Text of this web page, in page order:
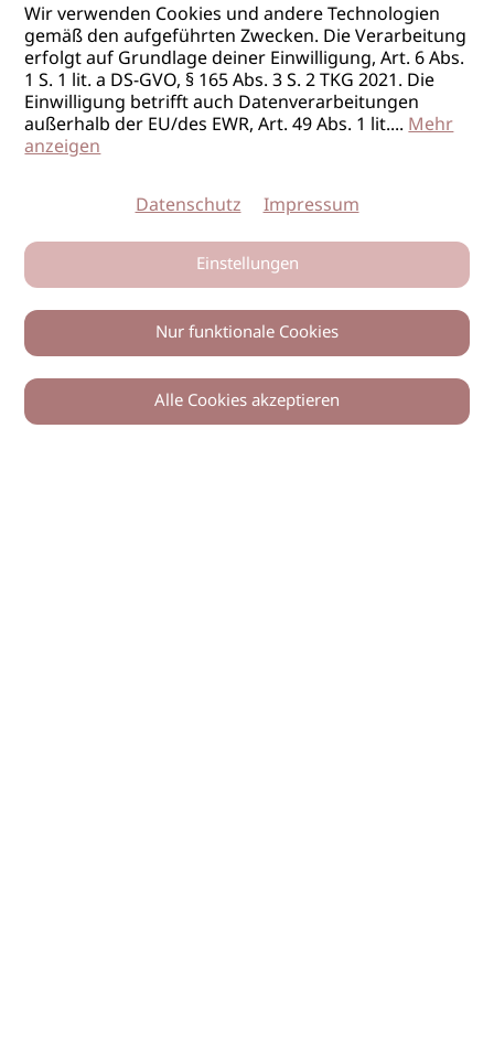
0
Wir verwenden Cookies und andere Technologien
gemäß den aufgeführten Zwecken. Die Verarbeitung
erfolgt auf Grundlage deiner Einwilligung, Art. 6 Abs.
1 S. 1 lit. a DS-GVO, § 165 Abs. 3 S. 2 TKG 2021. Die
Einwilligung betrifft auch Datenverarbeitungen
außerhalb der EU/des EWR, Art. 49 Abs. 1 lit....Mehr
anzeigen
Datenschutz Impressum
Einstellungen
Nur funktionale Cookies
Alle Cookies akzeptieren